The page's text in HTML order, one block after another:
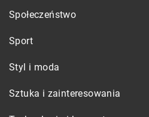
Społeczeństwo
Sport
Styl i moda
Sztuka i zainteresowania